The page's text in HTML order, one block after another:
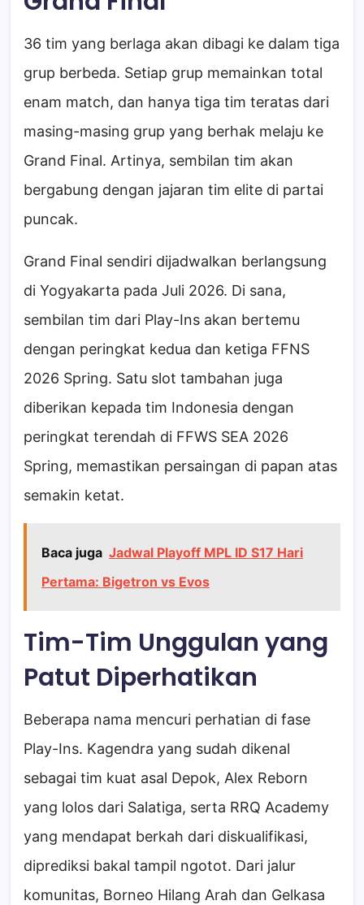
36 tim yang berlaga akan dibagi ke dalam tiga
grup berbeda. Setiap grup memainkan total
enam match, dan hanya tiga tim teratas dari
masing-masing grup yang berhak melaju ke
Grand Final. Artinya, sembilan tim akan
bergabung dengan jajaran tim elite di partai
puncak.
Grand Final sendiri dijadwalkan berlangsung
di Yogyakarta pada Juli 2026. Di sana,
sembilan tim dari Play-Ins akan bertemu
dengan peringkat kedua dan ketiga FFNS
2026 Spring. Satu slot tambahan juga
diberikan kepada tim Indonesia dengan
peringkat terendah di FFWS SEA 2026
Spring, memastikan persaingan di papan atas
semakin ketat.
Baca juga Jadwal Playoff MPL ID S17 Hari
Pertama: Bigetron vs Evos
Tim-Tim Unggulan yang
Patut Diperhatikan
Beberapa nama mencuri perhatian di fase
Play-Ins. Kagendra yang sudah dikenal
sebagai tim kuat asal Depok, Alex Reborn
yang lolos dari Salatiga, serta RRQ Academy
yang mendapat berkah dari diskualifikasi,
diprediksi bakal tampil ngotot. Dari jalur
komunitas, Borneo Hilang Arah dan Gelkasa